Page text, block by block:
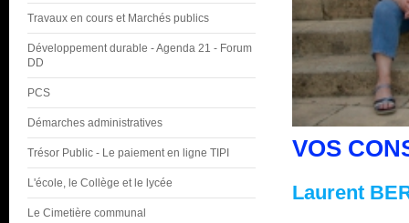
Travaux en cours et Marchés publics
Développement durable - Agenda 21 - Forum
DD
PCS
Démarches administratives
Trésor Public - Le paiement en ligne TIPI
L'école, le Collège et le lycée
Le Cimetière communal
VOS
Laurent